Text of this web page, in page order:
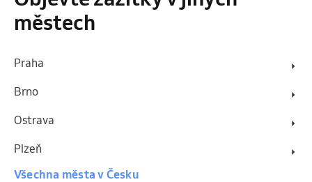
městech
Praha
Brno
Ostrava
Plzeň
Všechna města v Česku